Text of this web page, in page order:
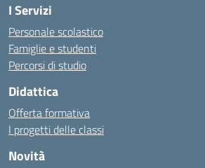
I Servizi
Personale scolastico
Famiglie e studenti
Percorsi di studio
Didattica
Offerta formativa
I progetti delle classi
Novità